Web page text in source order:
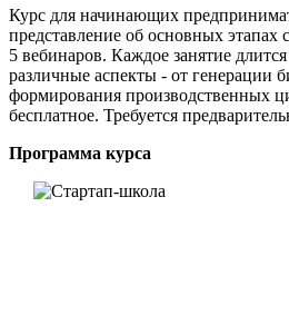
Курс для начинающих
представление об основных этапах
5 вебинаров. Каждое занятие длится
различные аспекты - от генерации
формирования производственных
бесплатное. Требуется
Программа курса